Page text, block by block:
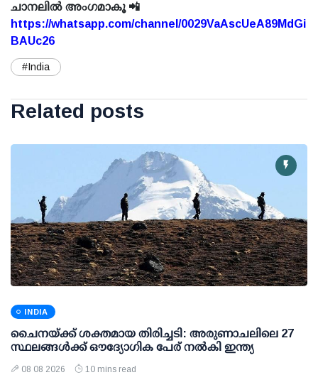
ചാനലിൽ അംഗമാകൂ 📲
https://whatsapp.com/channel/0029VaAscUeA89MdGi
BAUc26
#India
Related posts
INDIA
ചൈനയ്ക്ക് ശക്തമായ തിരിച്ചടി: അരുണാചലിലെ 27
സ്ഥലങ്ങള്‍ക്ക് ഔദ്യോഗിക പേര് നല്‍കി ഇന്ത്യ
08 08 2026 10 mins read